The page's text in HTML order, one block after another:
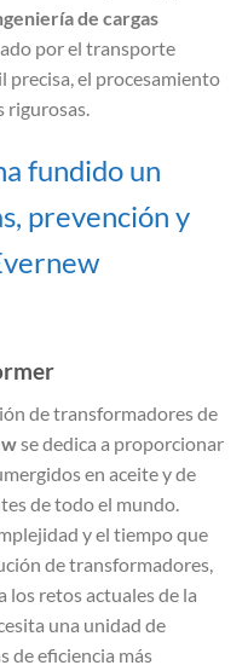
de cargas
por el transporte
precisa, el procesamiento
rigurosas.
fundido un
prevención y
de transformadores de
se dedica a proporcionar
en aceite y de
de todo el mundo.
y el tiempo que
de transformadores,
los retos actuales de la
una unidad de
de eficiencia más